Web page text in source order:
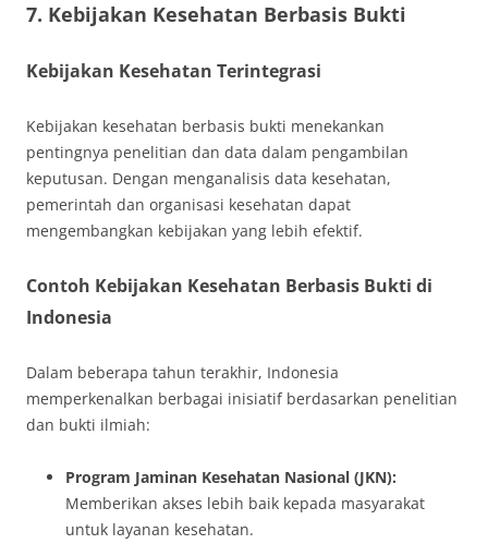
7. Kebijakan Kesehatan Berbasis Bukti
Kebijakan Kesehatan Terintegrasi
Kebijakan kesehatan berbasis bukti menekankan
pentingnya penelitian dan data dalam pengambilan
keputusan. Dengan menganalisis data kesehatan,
pemerintah dan organisasi kesehatan dapat
mengembangkan kebijakan yang lebih efektif.
Contoh Kebijakan Kesehatan Berbasis Bukti di
Indonesia
Dalam beberapa tahun terakhir, Indonesia
memperkenalkan berbagai inisiatif berdasarkan penelitian
dan bukti ilmiah:
Program Jaminan Kesehatan Nasional (JKN):
Memberikan akses lebih baik kepada masyarakat
untuk layanan kesehatan.